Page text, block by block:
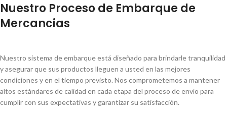
Nuestro Proceso de Embarque de
Mercancias
Nuestro sistema de embarque está diseñado para brindarle tranquilidad
y asegurar que sus productos lleguen a usted en las mejores
condiciones y en el tiempo previsto. Nos comprometemos a mantener
altos estándares de calidad en cada etapa del proceso de envío para
cumplir con sus expectativas y garantizar su satisfacción.